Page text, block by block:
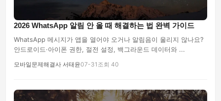
2026 WhatsApp 알림 안 올 때 해결하는 법 완벽 가이드
WhatsApp 메시지가 앱을 열어야 오거나 알림음이 울리지 않나요?
안드로이드·아이폰 권한, 절전 설정, 백그라운드 데이터와 ...
모바일문제해결사 서태윤07-31 조회 40